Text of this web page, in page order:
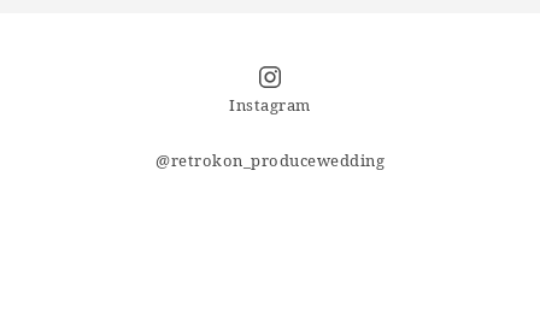
Instagram
@retrokon_producewedding